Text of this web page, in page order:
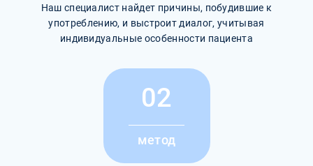
Наш специалист найдет причины, побудившие к
употреблению, и выстроит диалог, учитывая
индивидуальные особенности пациента
02
метод